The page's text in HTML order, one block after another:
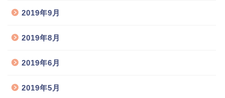
2019年9月
2019年8月
2019年6月
2019年5月